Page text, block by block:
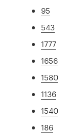
95
543
1777
1656
1580
1136
1540
186